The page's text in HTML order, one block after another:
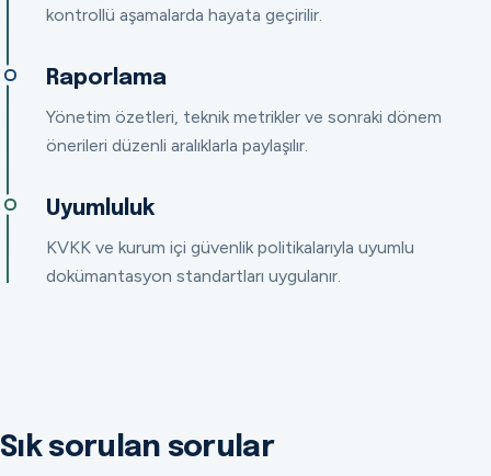
kontrollü aşamalarda hayata geçirilir.
Raporlama
Yönetim özetleri, teknik metrikler ve sonraki dönem
önerileri düzenli aralıklarla paylaşılır.
Uyumluluk
KVKK ve kurum içi güvenlik politikalarıyla uyumlu
dokümantasyon standartları uygulanır.
Sık sorulan sorular